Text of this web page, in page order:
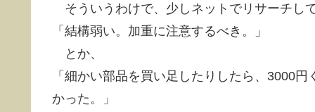
そういうわけで、少しネットでリサーチし
「結構弱い。加重に注意するべき。」
とか、
「細かい部品を買い足したりしたら、3000
かった。」